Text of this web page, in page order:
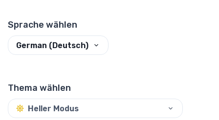
Sprache wählen
German (Deutsch)
Thema wählen
Heller Modus